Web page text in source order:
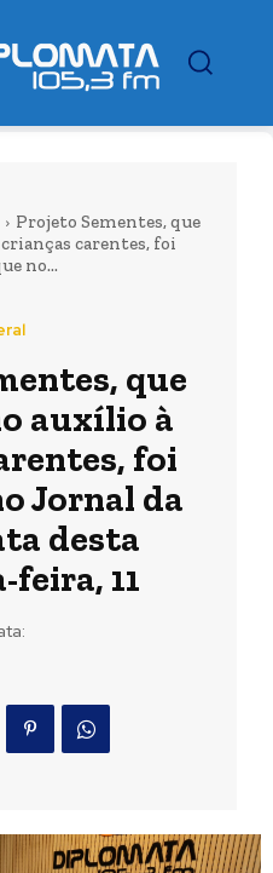
Projeto Sementes, que
carentes, foi
no...
que
auxílio à
foi
Jornal da
desta
feira, 11